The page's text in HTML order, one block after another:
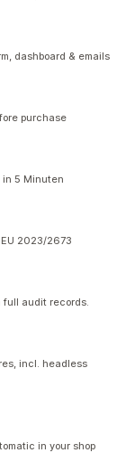
dashboard & emails
purchase
5 Minuten
2023/2673
full audit records.
incl. headless
in your shop